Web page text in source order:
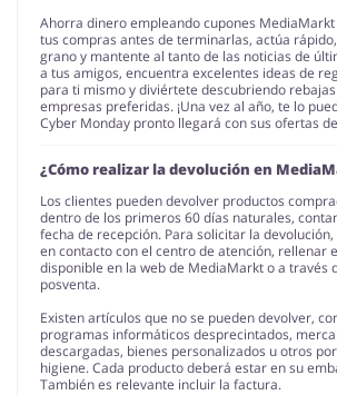
Ahorra dinero empleando cupones
tus compras antes de terminarlas, actúa
grano y mantente al tanto de las noticias de
a tus amigos, encuentra excelentes ideas de
para ti mismo y diviértete descubriendo
empresas preferidas. ¡Una vez al año, te lo
Cyber Monday pronto llegará con sus ofertas
¿Cómo realizar la devolución en
Los clientes pueden devolver productos
dentro de los primeros 60 días naturales,
fecha de recepción. Para solicitar la
en contacto con el centro de atención, rellenar
disponible en la web de MediaMarkt o a través
posventa.
Existen artículos que no se pueden devolver,
programas informáticos desprecintados,
descargadas, bienes personalizados u otros
higiene. Cada producto deberá estar en su
También es relevante incluir la factura.